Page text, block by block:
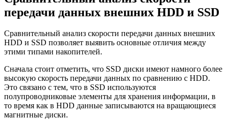
передачи данных внешних HDD и SSD
Сравнительный анализ скорости передачи данных внешних
HDD и SSD позволяет выявить основные отличия между
этими типами накопителей.
Сначала стоит отметить, что SSD диски имеют намного более
высокую скорость передачи данных по сравнению с HDD.
Это связано с тем, что в SSD используются
полупроводниковые элементы для хранения информации, в
то время как в HDD данные записываются на вращающиеся
магнитные диски.